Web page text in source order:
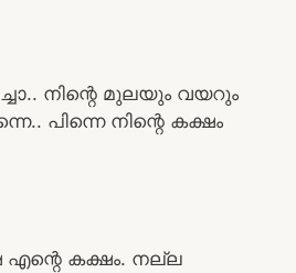
നിന്റെ മുലയും വയറും
പിന്നെ നിന്റെ കക്ഷം
എന്റെ കക്ഷം. നല്ല